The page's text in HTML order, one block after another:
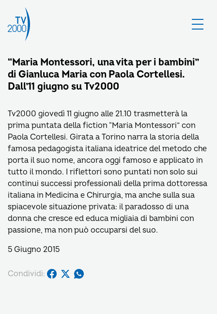
“Maria Montessori, una vita per i bambini”
di Gianluca Maria con Paola Cortellesi.
Dall’11 giugno su Tv2000
Tv2000 giovedì 11 giugno alle 21.10 trasmetterà la
prima puntata della fiction “Maria Montessori” con
Paola Cortellesi. Girata a Torino narra la storia della
famosa pedagogista italiana ideatrice del metodo che
porta il suo nome, ancora oggi famoso e applicato in
tutto il mondo. I riflettori sono puntati non solo sui
continui successi professionali della prima dottoressa
italiana in Medicina e Chirurgia, ma anche sulla sua
spiacevole situazione privata: il paradosso di una
donna che cresce ed educa migliaia di bambini con
passione, ma non può occuparsi del suo.
5 Giugno 2015
Condividi: